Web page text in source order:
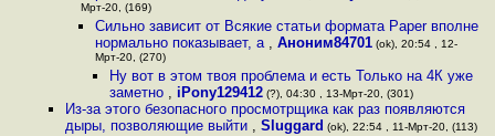
Мрт-20, (169)
Сильно зависит от Всякие статьи формата Paper вполне
нормально показывает, а , Аноним84701(ok), 20:54 , 12-
Мрт-20, (270)
Ну вот в этом твоя проблема и есть Только на 4К уже
заметно , iPony129412 (?), 04:30 , 13-Мрт-20, (301)
Из-за этого безопасного просмотрщика как раз появляются
дыры, позволяющие выйти ,Sluggard (ok), 22:54 , 11-Мрт-20, (113)